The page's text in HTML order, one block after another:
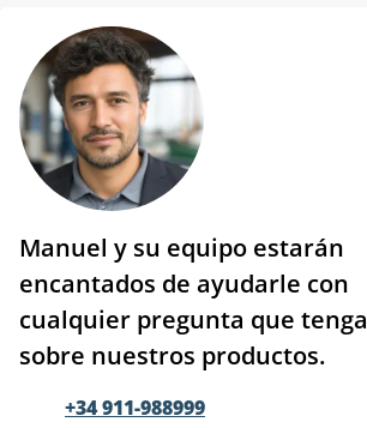
Manuel y su equipo estarán
encantados de ayudarle con
cualquier pregunta que tenga
sobre nuestros productos.
+34 911-988999